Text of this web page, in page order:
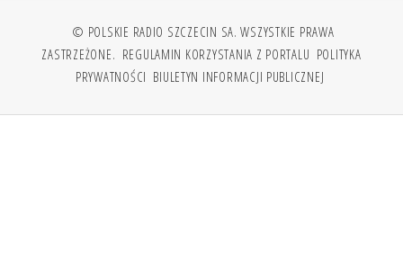
© POLSKIE RADIO SZCZECIN SA. WSZYSTKIE PRAWA
ZASTRZEŻONE. REGULAMIN KORZYSTANIA Z PORTALU POLITYKA
PRYWATNOŚCI BIULETYN INFORMACJI PUBLICZNEJ